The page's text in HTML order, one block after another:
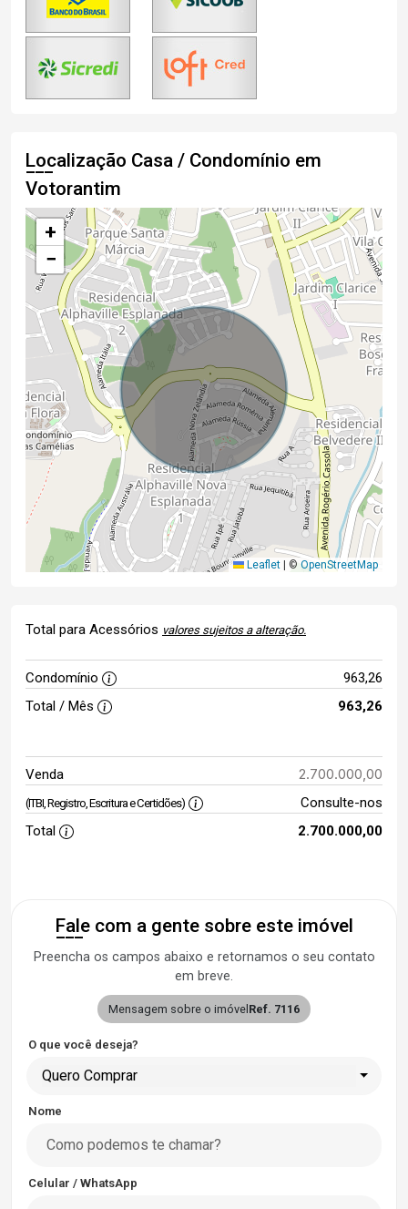
Localização Casa / Condomínio em
Votorantim
+
−
Leaflet © OpenStreetMap
Total para Acessórios valores sujeitos a alteração.
Condomínio
963,26
Total / Mês
963,26
Venda 2.700.000,00
(ITBI, Registro, Escritura e Certidões)
Consulte-nos
Total
2.700.000,00
Fale com a gente sobre este imóvel
Preencha os campos abaixo e retornamos o seu contato
em breve.
Mensagem sobre o imóvel Ref. 7116
O que você deseja?
Quero Comprar
Nome
Celular / WhatsApp